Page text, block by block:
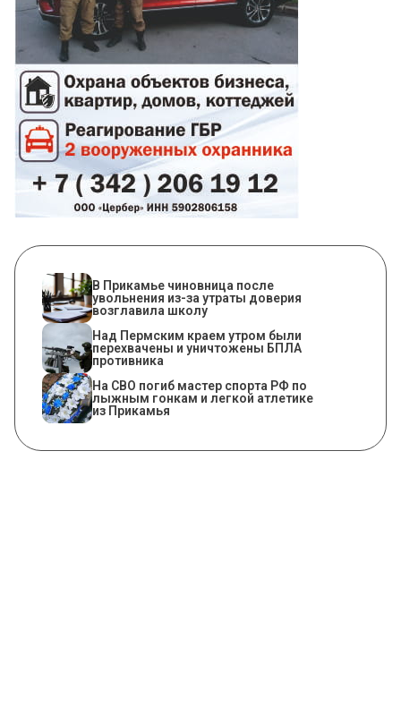
В Прикамье чиновница после
увольнения из-за утраты доверия
возглавила школу
Над Пермским краем утром были
перехвачены и уничтожены БПЛА
противника
На СВО погиб мастер спорта РФ по
лыжным гонкам и легкой атлетике
из Прикамья